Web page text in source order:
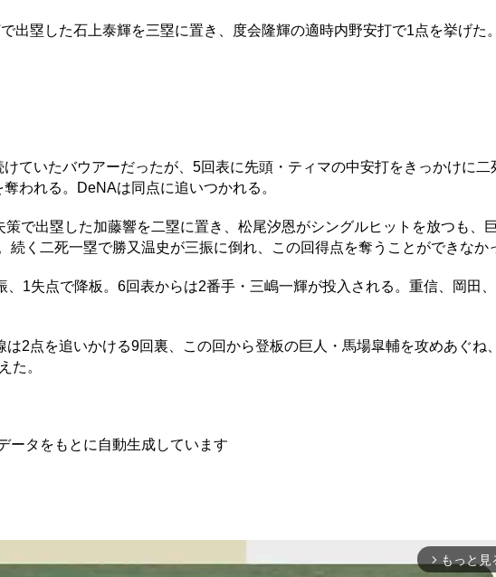
出塁した石上泰輝を三塁に置き、度会隆輝の適時内野安打で1点を挙げた
ていたバウアーだったが、5回表に先頭・ティマの中安打をきっかけに二
われる。DeNAは同点に追いつかれる。
で出塁した加藤響を二塁に置き、松尾汐恩がシングルヒットを放つも、
続く二死一塁で勝又温史が三振に倒れ、この回得点を奪うことができなか
1失点で降板。6回表からは2番手・三嶋一輝が投入される。重信、岡田
2点を追いかける9回裏、この回から登板の巨人・馬場皐輔を攻めあぐね
た。
ータをもとに自動生成しています
arrow_forward_ios もっと見